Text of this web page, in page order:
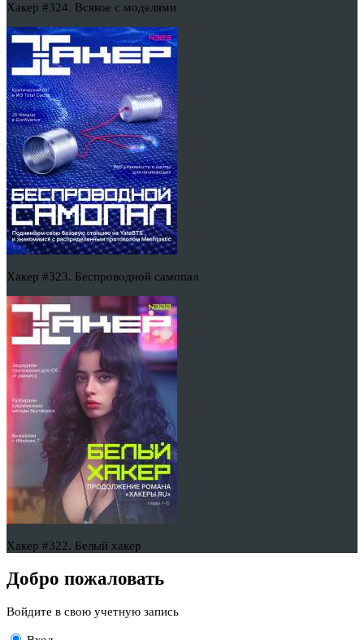
Хакер #324. Всякое с моделями
Хакер #323. Беспроводной самопал
Хакер #322. Белый хакер
Добро пожаловать
Войдите в свою учетную запись